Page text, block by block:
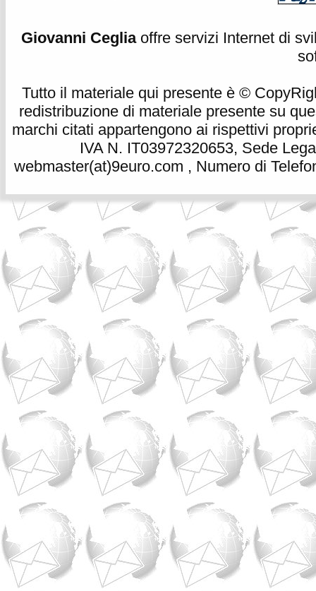
Giovanni Cegliaoffre servizi Internet di
Tutto il materiale qui presente è ©
redistribuzione di materiale presente su
marchi citati appartengono ai rispettivi
IVA N. IT03972320653, Sede
webmaster(at)9euro.com , Numero di